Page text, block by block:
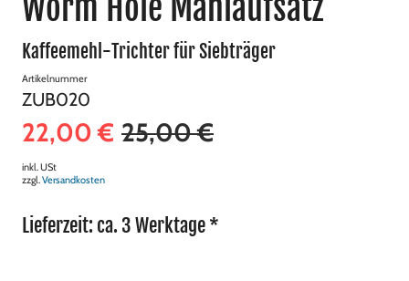
Worm Hole Mahlaufsatz
Kaffeemehl-Trichter für Siebträger
Artikelnummer
ZUB020
22,00 € 25,00 €
inkl. USt
zzgl.Versandkosten
Lieferzeit: ca. 3 Werktage *